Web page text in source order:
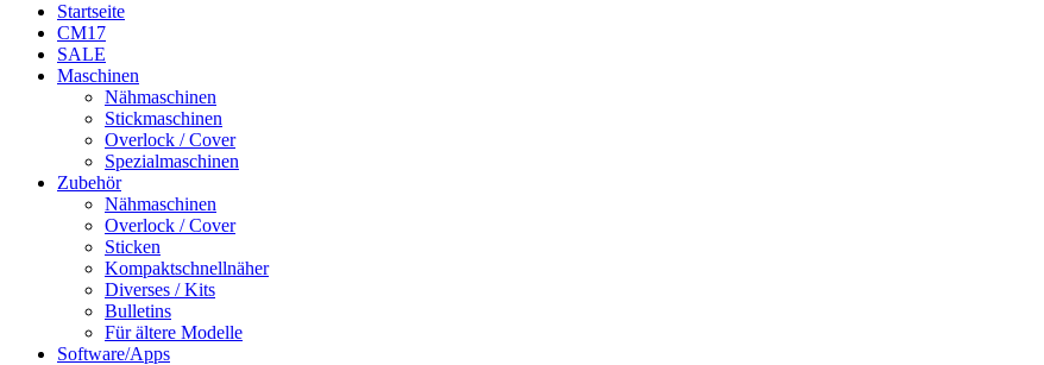
Startseite
CM17
SALE
Maschinen
Nähmaschinen
Stickmaschinen
Overlock / Cover
Spezialmaschinen
Zubehör
Nähmaschinen
Overlock / Cover
Sticken
Kompaktschnellnäher
Diverses / Kits
Bulletins
Für ältere Modelle
Software/Apps